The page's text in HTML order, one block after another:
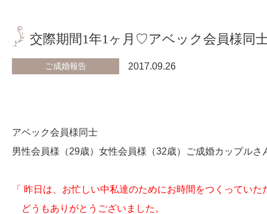
交際期間1年1ヶ月♡アベック会員様同
ご成婚報告 2017.09.26
アベック会員様同士
男性会員様（29歳）女性会員様（32歳）ご成婚カップルさ
「 昨日は、お忙しい中私達のためにお時間をつくっていた
どうもありがとうございました。